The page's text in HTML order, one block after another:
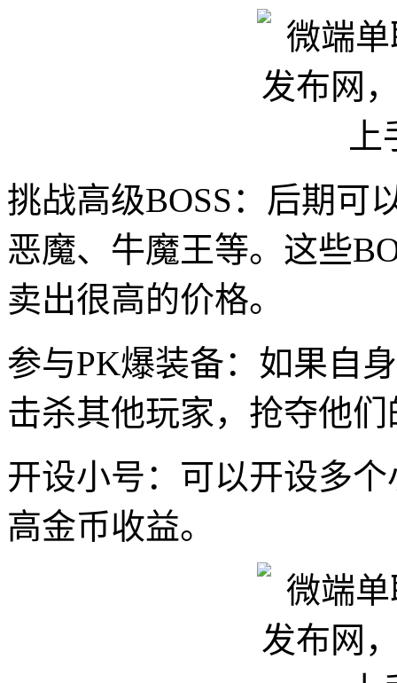
挑战高级BOSS：后期可
恶魔、牛魔王等。这些
卖出很高的价格。
参与PK爆装备：如果自
击杀其他玩家，抢夺他
开设小号：可以开设多
高金币收益。